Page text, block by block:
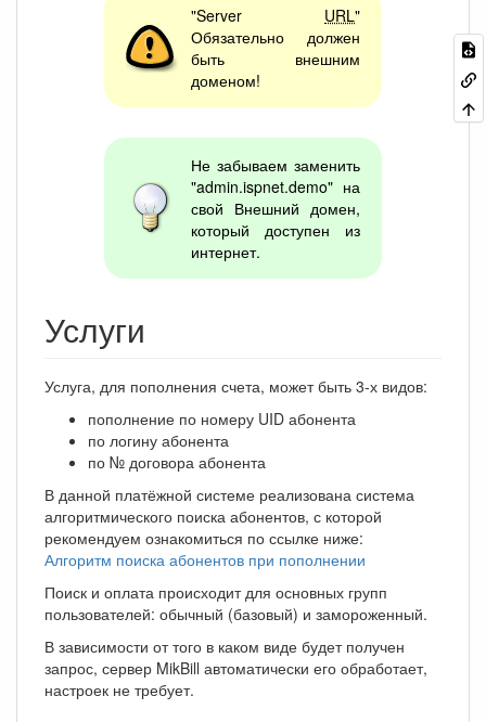
"Server URL"
Обязательно должен
быть внешним
доменом!
Не забываем заменить
"admin.ispnet.demo" на
свой Внешний домен,
который доступен из
интернет.
Услуги
Услуга, для пополнения счета, может быть 3-х видов:
пополнение по номеру UID абонента
по логину абонента
по № договора абонента
В данной платёжной системе реализована система
алгоритмического поиска абонентов, с которой
рекомендуем ознакомиться по ссылке ниже:
Алгоритм поиска абонентов при пополнении
Поиск и оплата происходит для основных групп
пользователей: обычный (базовый) и замороженный.
В зависимости от того в каком виде будет получен
запрос, сервер MikBill автоматически его обработает,
настроек не требует.